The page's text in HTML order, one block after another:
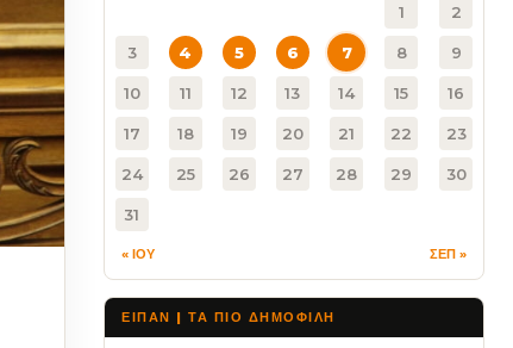
1 2
3 4 5 6 7 8 9
10 11 12 13 14 15 16
17 18 19 20 21 22 23
24 25 26 27 28 29 30
31
« ΙΟΥ ΣΕΠ »
ΕΙΠΑΝ | ΤΑ ΠΙΟ ΔΗΜΟΦΙΛΉ